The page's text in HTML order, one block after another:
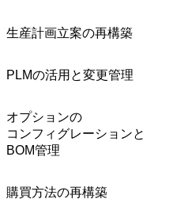
生産計画立案の再構築
PLMの活用と変更管理
オプションの
コンフィグレーションと
BOM管理
購買方法の再構築